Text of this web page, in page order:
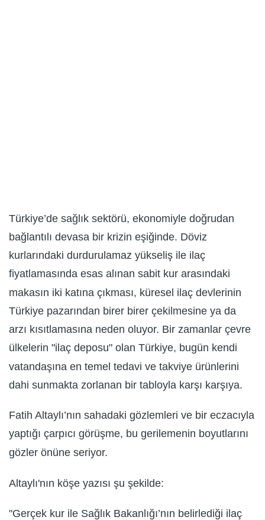
Türkiye’de sağlık sektörü, ekonomiyle doğrudan
bağlantılı devasa bir krizin eşiğinde. Döviz
kurlarındaki durdurulamaz yükseliş ile ilaç
fiyatlamasında esas alınan sabit kur arasındaki
makasın iki katına çıkması, küresel ilaç devlerinin
Türkiye pazarından birer birer çekilmesine ya da
arzı kısıtlamasına neden oluyor. Bir zamanlar çevre
ülkelerin "ilaç deposu" olan Türkiye, bugün kendi
vatandaşına en temel tedavi ve takviye ürünlerini
dahi sunmakta zorlanan bir tabloyla karşı karşıya.
Fatih Altaylı’nın sahadaki gözlemleri ve bir eczacıyla
yaptığı çarpıcı görüşme, bu gerilemenin boyutlarını
gözler önüne seriyor.
Altaylı'nın köşe yazısı şu şekilde:
"Gerçek kur ile Sağlık Bakanlığı’nın belirlediği ilaç